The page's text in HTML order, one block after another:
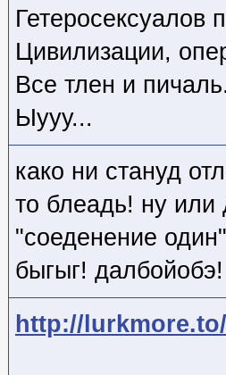
Гетеросексуалов
Цивилизации,
Все тлен и
Ыууу...
како ни стануд
то блеадь! ну или
"соеденение
быгыг! далбойобэ!
http://